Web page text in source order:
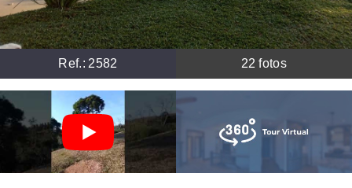
Ref.: 2582 22 fotos